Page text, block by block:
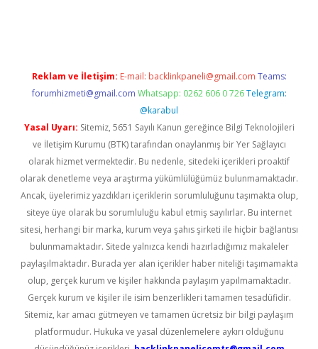
Reklam ve İletişim: E-mail: backlinkpaneli@gmail.com Teams:
forumhizmeti@gmail.com Whatsapp: 0262 606 0 726 Telegram:
@karabul
Yasal Uyarı: Sitemiz, 5651 Sayılı Kanun gereğince Bilgi Teknolojileri
ve İletişim Kurumu (BTK) tarafından onaylanmış bir Yer Sağlayıcı
olarak hizmet vermektedir. Bu nedenle, sitedeki içerikleri proaktif
olarak denetleme veya araştırma yükümlülüğümüz bulunmamaktadır.
Ancak, üyelerimiz yazdıkları içeriklerin sorumluluğunu taşımakta olup,
siteye üye olarak bu sorumluluğu kabul etmiş sayılırlar. Bu internet
sitesi, herhangi bir marka, kurum veya şahıs şirketi ile hiçbir bağlantısı
bulunmamaktadır. Sitede yalnızca kendi hazırladığımız makaleler
paylaşılmaktadır. Burada yer alan içerikler haber niteliği taşımamakta
olup, gerçek kurum ve kişiler hakkında paylaşım yapılmamaktadır.
Gerçek kurum ve kişiler ile isim benzerlikleri tamamen tesadüfidir.
Sitemiz, kar amacı gütmeyen ve tamamen ücretsiz bir bilgi paylaşım
platformudur. Hukuka ve yasal düzenlemelere aykırı olduğunu